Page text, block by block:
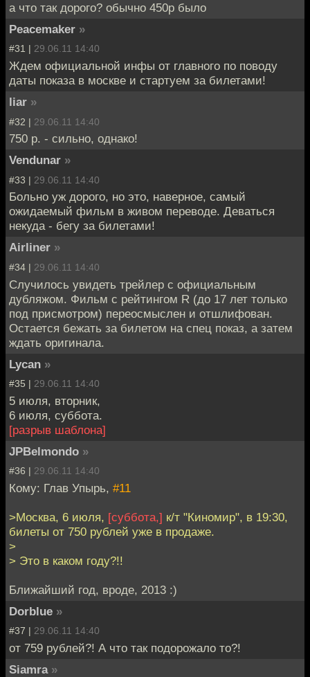
а что так дорого? обычно 450р было
Peacemaker »
#31 | 29.06.11 14:40
Ждем официальной инфы от главного по поводу
даты показа в москве и стартуем за билетами!
liar »
#32 | 29.06.11 14:40
750 р. - сильно, однако!
Vendunar »
#33 | 29.06.11 14:40
Больно уж дорого, но это, наверное, самый
ожидаемый фильм в живом переводе. Деваться
некуда - бегу за билетами!
Airliner »
#34 | 29.06.11 14:40
Случилось увидеть трейлер с официальным
дубляжом. Фильм с рейтингом R (до 17 лет только
под присмотром) переосмыслен и отшлифован.
Остается бежать за билетом на спец показ, а затем
ждать оригинала.
Lycan »
#35 | 29.06.11 14:40
5 июля, вторник,
6 июля, суббота.
[разрыв шаблона]
JPBelmondo »
#36 | 29.06.11 14:40
Кому: Глав Упырь, #11
>Москва, 6 июля, [суббота,] к/т "Киномир", в 19:30,
билеты от 750 рублей уже в продаже.
>
> Это в каком году?!!
Ближайший год, вроде, 2013 :)
Dorblue »
#37 | 29.06.11 14:40
от 759 рублей?! А что так подорожало то?!
Siamra »